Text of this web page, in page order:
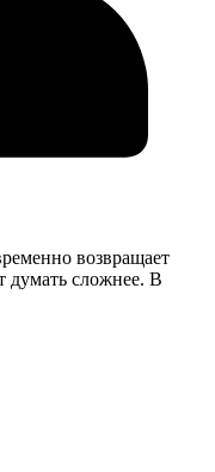
возвращает
думать сложнее. В